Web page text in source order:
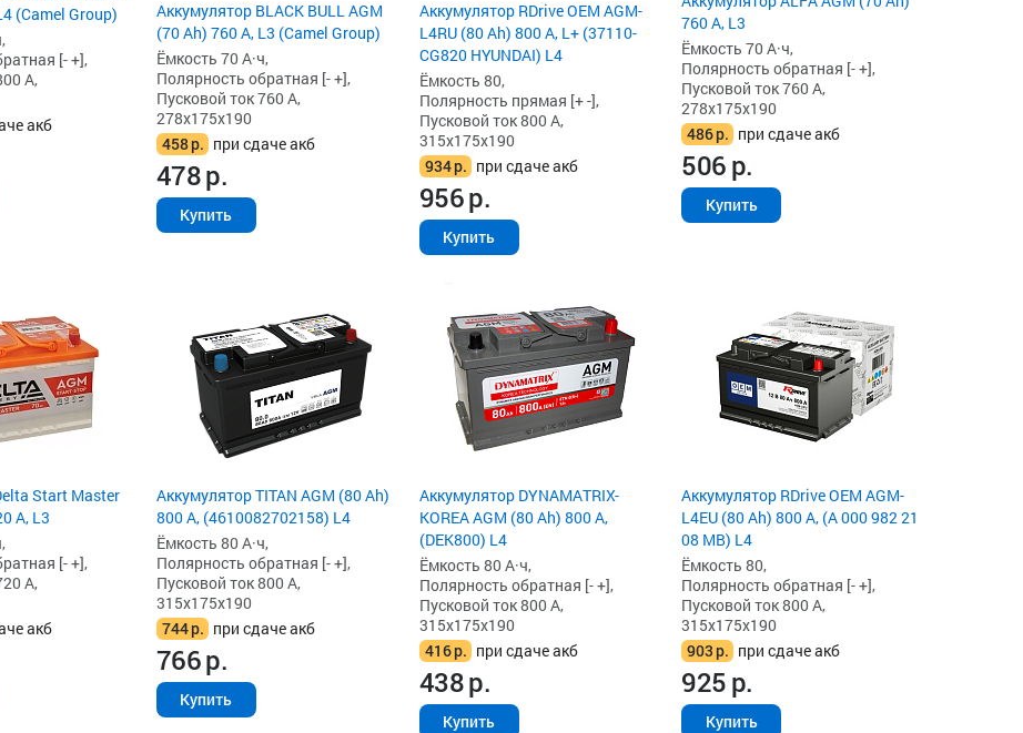
(Camel Group)
[- +],
А,
акб
Аккумулятор BLACK BULL AGM
(70 Ah) 760 А, L3 (Camel Group)
Ёмкость 70 А·ч,
Полярность обратная [- +],
Пусковой ток 760 А,
278x175x190
458р. при сдаче акб
478р.
Купить
Аккумулятор RDrive OEM AGM-
L4RU (80 Ah) 800 А, L+ (37110-
CG820 HYUNDAI) L4
Ёмкость 80,
Полярность прямая [+ -],
Пусковой ток 800 А,
315x175x190
934р. при сдаче акб
956р.
Купить
760 А, L3
Ёмкость 70 А·ч,
Полярность обратная [- +],
Пусковой ток 760 А,
278x175x190
486р. при сдаче акб
506р.
Купить
Start Master
А, L3
[- +],
А,
акб
Аккумулятор TITAN AGM (80 Ah)
800 А, (4610082702158) L4
Ёмкость 80 А·ч,
Полярность обратная [- +],
Пусковой ток 800 А,
315x175x190
744р. при сдаче акб
766р.
Купить
Аккумулятор DYNAMATRIX-
KOREA AGM (80 Ah) 800 А,
(DEK800) L4
Ёмкость 80 А·ч,
Полярность обратная [- +],
Пусковой ток 800 А,
315x175x190
416р. при сдаче акб
438р.
Купить
Аккумулятор RDrive OEM AGM-
L4EU (80 Ah) 800 А, (A 000 982 21
08 MB) L4
Ёмкость 80,
Полярность обратная [- +],
Пусковой ток 800 А,
315x175x190
903р. при сдаче акб
925р.
Купить